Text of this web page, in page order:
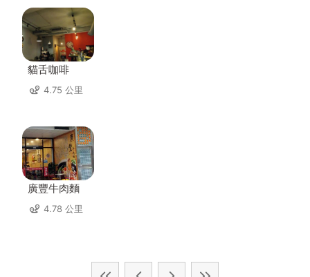
貓舌咖啡
4.75 公里
廣豐牛肉麵
4.78 公里